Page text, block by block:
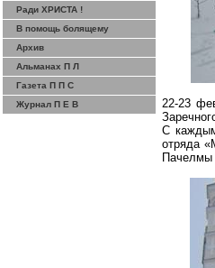
Ради ХРИСТА !
В помощь болящему
Архив
Альманах П Л
Газета П П С
Журнал П Е В
22-23
С
отряда
Пачелмы